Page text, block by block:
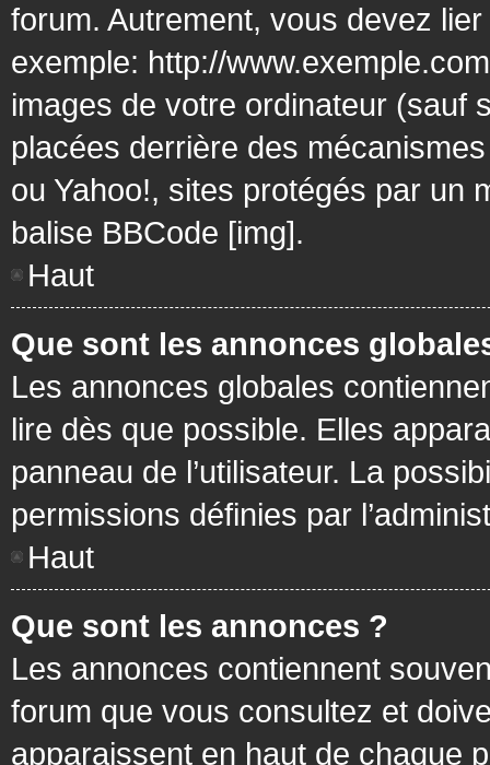
forum. Autrement, vous devez
exemple: http://
images de votre ordinateur (sauf
placées derrière des
ou Yahoo!, sites protégés par un
balise BBCode [img].
Haut
Que sont les annonces
Les annonces globales
lire dès que possible. Elles
panneau de l’utilisateur. La
permissions définies par
Haut
Que sont les annonces ?
Les annonces contiennent
forum que vous consultez et
apparaissent en haut de chaque